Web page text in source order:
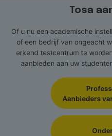
Tosa
Of u nu een academische
of een bedrijf van ongeacht
erkend testcentrum te
aanbieden aan uw
Aanbieders